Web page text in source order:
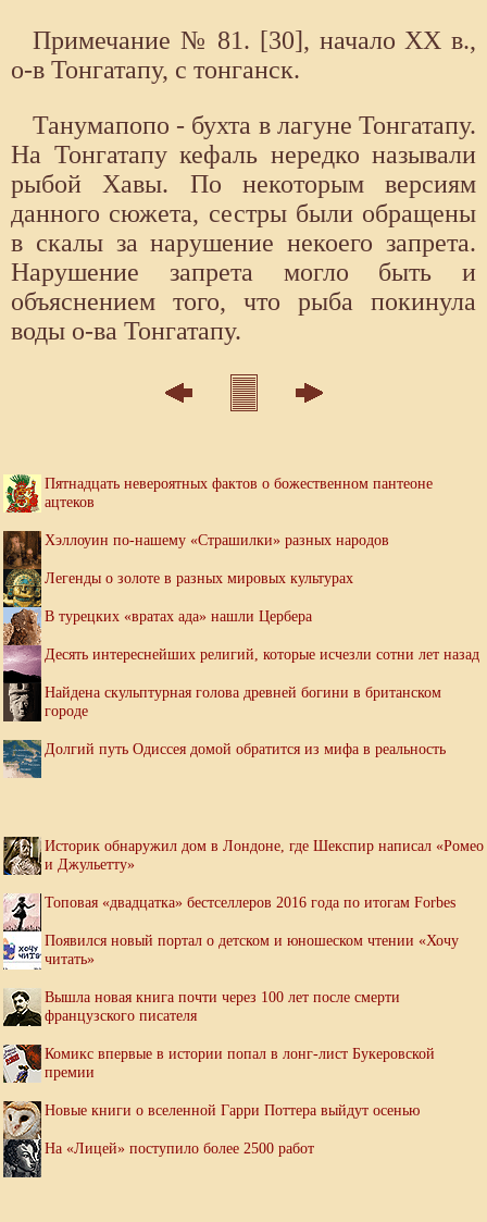
Примечание № 81. [30], начало XX в.,
о-в Тонгатапу, с тонганск.
Танумапопо - бухта в лагуне Тонгатапу.
На Тонгатапу кефаль нередко называли
рыбой Хавы. По некоторым версиям
данного сюжета, сестры были обращены
в скалы за нарушение некоего запрета.
Нарушение запрета могло быть и
объяснением того, что рыба покинула
воды о-ва Тонгатапу.
Пятнадцать невероятных фактов о божественном пантеоне
ацтеков
Хэллоуин по-нашему «Страшилки» разных народов
Легенды о золоте в разных мировых культурах
В турецких «вратах ада» нашли Цербера
Десять интереснейших религий, которые исчезли сотни лет назад
Найдена скульптурная голова древней богини в британском
городе
Долгий путь Одиссея домой обратится из мифа в реальность
Историк обнаружил дом в Лондоне, где Шекспир написал «Ромео
и Джульетту»
Топовая «двадцатка» бестселлеров 2016 года по итогам Forbes
Появился новый портал о детском и юношеском чтении «Хочу
читать»
Вышла новая книга почти через 100 лет после смерти
французского писателя
Комикс впервые в истории попал в лонг-лист Букеровской
премии
Новые книги о вселенной Гарри Поттера выйдут осенью
На «Лицей» поступило более 2500 работ